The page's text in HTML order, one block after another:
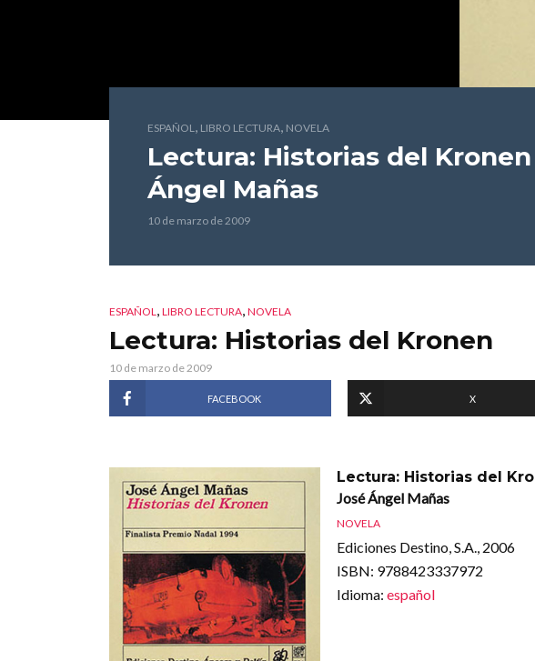
ESPAÑOL, LIBRO LECTURA, NOVELA
Lectura: Historias del Kronen
Ángel Mañas
10 de marzo de 2009
ESPAÑOL, LIBRO LECTURA, NOVELA
Lectura: Historias del Kronen
10 de marzo de 2009
FACEBOOK X
Lectura: Historias del
José Ángel Mañas
NOVELA
Ediciones Destino, S.A., 2006
ISBN: 9788423337972
Idioma: español